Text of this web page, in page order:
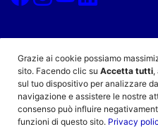
Grazie ai cookie possiamo
sito. Facendo clic su Accetta tutti,
sul tuo dispositivo per analizzare
navigazione e assistere le nostre
consenso può influire
funzioni di questo sito. Privacy